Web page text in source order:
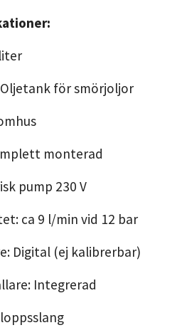
för smörjoljor
monterad
pump 230 V
ca 9 l/min vid 12 bar
Digital (ej kalibrerbar)
Integrerad